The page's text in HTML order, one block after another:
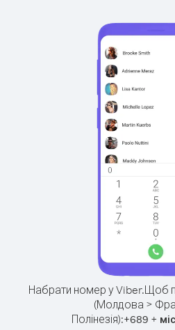
Набрати номер у Viber.Щоб
(Молдова >
Полінезія):+689 +